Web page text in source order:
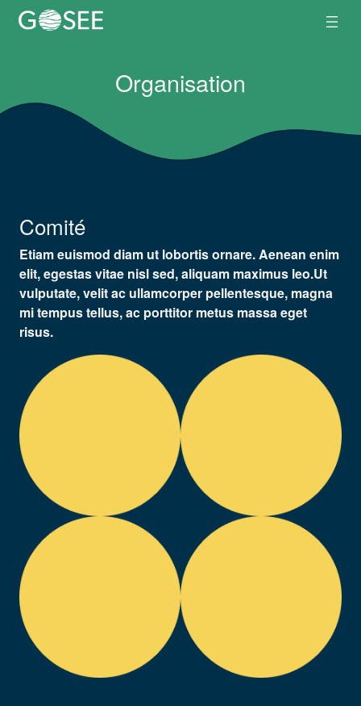
Aller
Organisation
Comité
Etiam euismod diam ut lobortis ornare. Aenean enim
elit, egestas vitae nisl sed, aliquam maximus leo.Ut
vulputate, velit ac ullamcorper pellentesque, magna
mi tempus tellus, ac porttitor metus massa eget
risus.